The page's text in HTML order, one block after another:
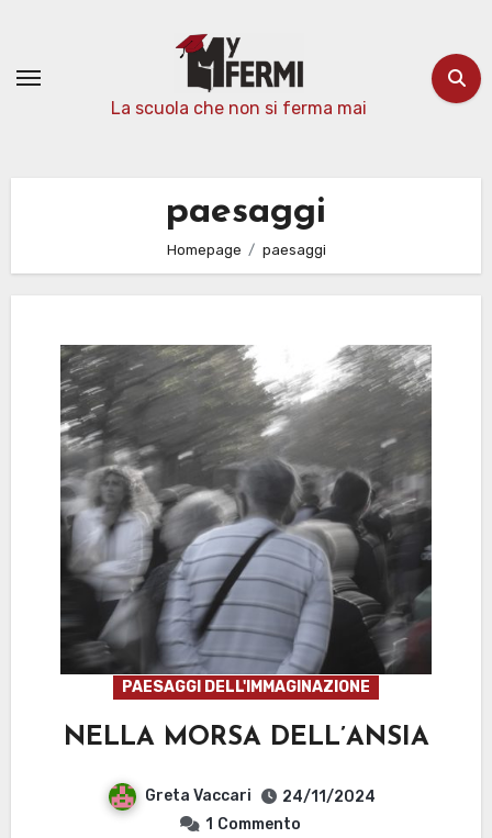
contenuto
La scuola che non si ferma mai
paesaggi
Homepage paesaggi
PAESAGGI DELL'IMMAGINAZIONE
NELLA MORSA DELL’ANSIA
Greta Vaccari
24/11/2024
1 Commento